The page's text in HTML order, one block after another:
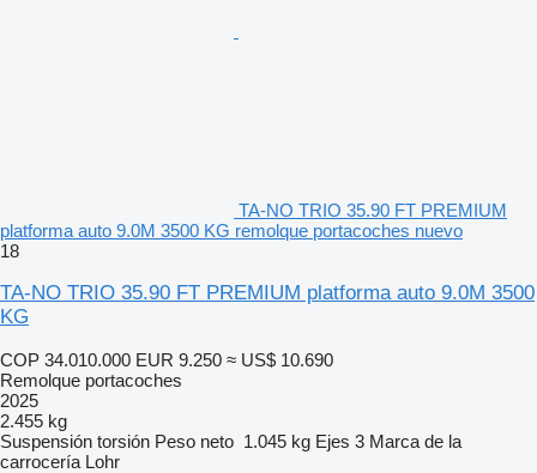
TA-NO TRIO 35.90 FT PREMIUM
platforma auto 9.0M 3500 KG remolque portacoches nuevo
18
TA-NO TRIO 35.90 FT PREMIUM platforma auto 9.0M 3500
KG
COP 34.010.000 EUR 9.250 ≈ US$ 10.690
Remolque portacoches
2025
2.455 kg
Suspensión torsión Peso neto 1.045 kg Ejes 3 Marca de la
carrocería Lohr